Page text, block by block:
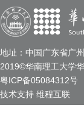
地址：中国广东省广
2019©华南理工大学
粤ICP备05084312号
技术支持 维程互联